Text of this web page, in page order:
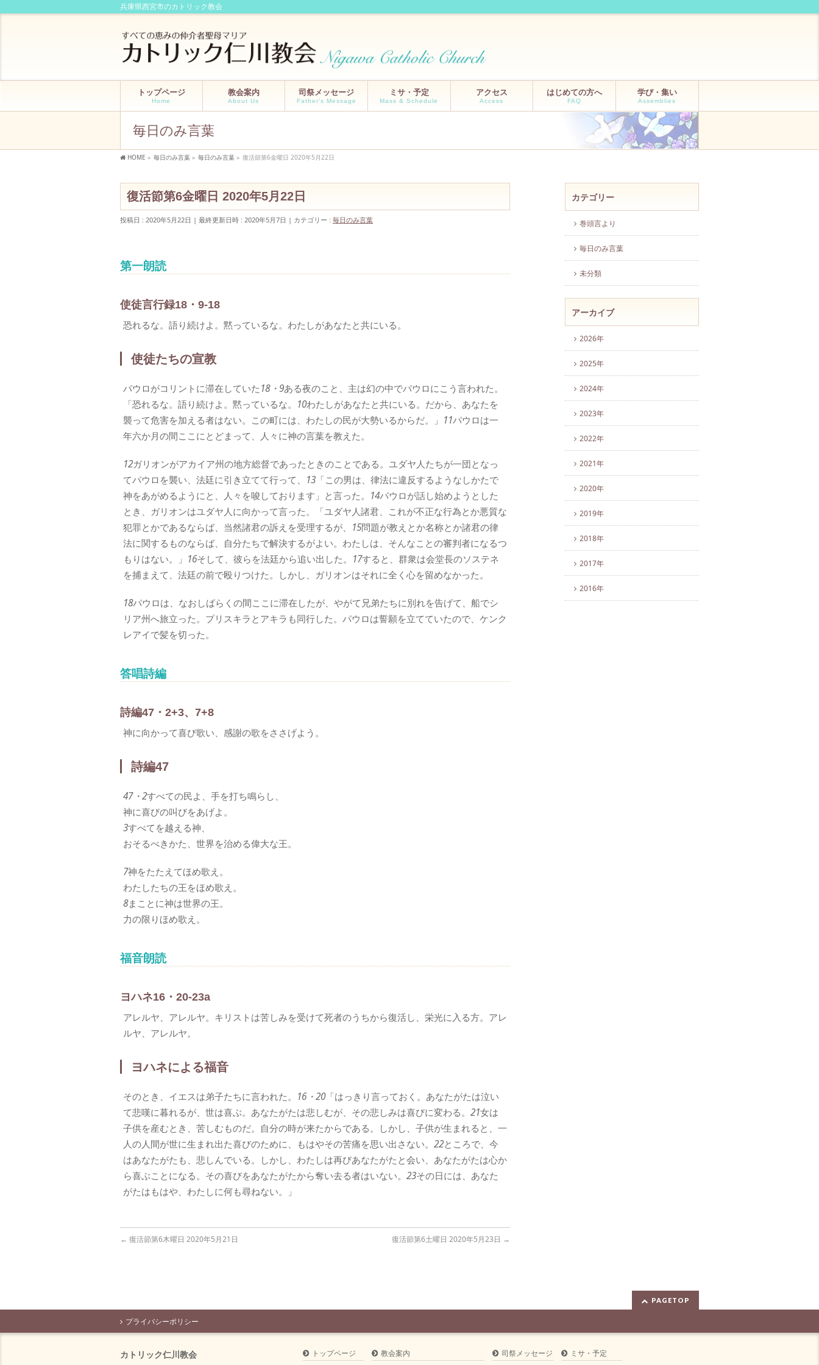
兵庫県西宮市のカトリック教会
トップページ
Home
教会案内
About Us
司祭メッセージ
Father’s Message
ミサ・予定
Mass & Schedule
アクセス
Access
はじめての方へ
FAQ
学び・集い
Assemblies
毎日のみ言葉
HOME » 毎日のみ言葉 » 毎日のみ言葉 » 復活節第6金曜日 2020年5月22日
復活節第6金曜日 2020年5月22日
投稿日 : 2020年5月22日 最終更新日時 : 2020年5月7日 カテゴリー : 毎日のみ言葉
第一朗読
使徒言行録18・9-18
恐れるな。語り続けよ。黙っているな。わたしがあなたと共にいる。
使徒たちの宣教
パウロがコリントに滞在していた18・9ある夜のこと、主は幻の中でパウロにこう言われた。
「恐れるな。語り続けよ。黙っているな。 10わたしがあなたと共にいる。だから、あなたを
襲って危害を加える者はない。この町には、わたしの民が大勢いるからだ。」 11パウロは一
年六か月の間ここにとどまって、人々に神の言葉を教えた。
12ガリオンがアカイア州の地方総督であったときのことである。ユダヤ人たちが一団となっ
てパウロを襲い、法廷に引き立てて行って、 13 「この男は、律法に違反するようなしかたで
神をあがめるようにと、人々を唆しております」と言った。 14パウロが話し始めようとした
とき、ガリオンはユダヤ人に向かって言った。「ユダヤ人諸君、これが不正な行為とか悪質な
犯罪とかであるならば、当然諸君の訴えを受理するが、 15問題が教えとか名称とか諸君の律
法に関するものならば、自分たちで解決するがよい。わたしは、そんなことの審判者になるつ
もりはない。」 16そして、彼らを法廷から追い出した。 17すると、群衆は会堂長のソステネ
を捕まえて、法廷の前で殴りつけた。しかし、ガリオンはそれに全く心を留めなかった。
18パウロは、なおしばらくの間ここに滞在したが、やがて兄弟たちに別れを告げて、船でシ
リア州へ旅立った。プリスキラとアキラも同行した。パウロは誓願を立てていたので、ケンク
レアイで髪を切った。
答唱詩編
詩編47・2+3、7+8
神に向かって喜び歌い、感謝の歌をささげよう。
詩編47
47・2すべての民よ、手を打ち鳴らし、
神に喜びの叫びをあげよ。
3すべてを越える神、
おそるべきかた、世界を治める偉大な王。
7神をたたえてほめ歌え。
わたしたちの王をほめ歌え。
8まことに神は世界の王。
力の限りほめ歌え。
福音朗読
ヨハネ16・20-23a
アレルヤ、アレルヤ。キリストは苦しみを受けて死者のうちから復活し、栄光に入る方。アレ
ルヤ、アレルヤ。
ヨハネによる福音
そのとき、イエスは弟子たちに言われた。 16・20「はっきり言っておく。あなたがたは泣い
て悲嘆に暮れるが、世は喜ぶ。あなたがたは悲しむが、その悲しみは喜びに変わる。 21女は
子供を産むとき、苦しむものだ。自分の時が来たからである。しかし、子供が生まれると、一
人の人間が世に生まれ出た喜びのために、もはやその苦痛を思い出さない。 22ところで、今
はあなたがたも、悲しんでいる。しかし、わたしは再びあなたがたと会い、あなたがたは心か
ら喜ぶことになる。その喜びをあなたがたから奪い去る者はいない。 23その日には、あなた
がたはもはや、わたしに何も尋ねない。」
← 復活節第6木曜日 2020年5月21日 復活節第6土曜日 2020年5月23日 →
カテゴリー
巻頭言より
毎日のみ言葉
未分類
アーカイブ
2026年
2025年
2024年
2023年
2022年
2021年
2020年
2019年
2018年
2017年
2016年
PAGETOP
プライバシーポリシー
カトリック仁川教会 トップページ 教会案内 司祭メッセージ ミサ・予定